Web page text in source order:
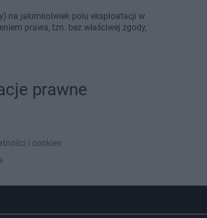
na jakimkolwiek polu eksploatacji w
prawa, tzn. bez właściwej zgody,
prawne
i cookies